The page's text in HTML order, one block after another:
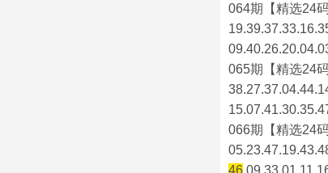
064期【精选24
065期【精选24
066期【精选24
46